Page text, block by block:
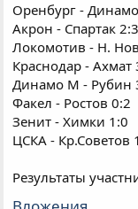
Оренбург -
Акрон - Спартак 2:3
Локомотив - Н.
Краснодар - Ахмат
Динамо М - Рубин
Факел - Ростов 0:2
Зенит - Химки 1:0
ЦСКА - Кр.Советов
Результаты